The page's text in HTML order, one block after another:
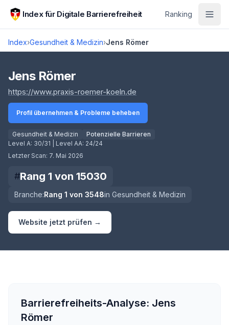
Zum Hauptinhalt springen
Index für Digitale Barrierefreiheit Ranking
Index›Gesundheit & Medizin›Jens Römer
Score lädt
Jens Römer
https://www.praxis-roemer-koeln.de
Profil übernehmen & Probleme beheben
Gesundheit & Medizin
Potenzielle Barrieren
Level A: 30/31 | Level AA: 24/24
Letzter Scan: 7. Mai 2026
#Rang 1 von 15030
Branche:Rang 1 von 3548in Gesundheit & Medizin
Website jetzt prüfen →
Barrierefreiheits-Analyse: Jens
Römer